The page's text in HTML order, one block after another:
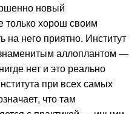
новый
только хорош своим
на него приятно. Институт
аллоплантом —
нет и это реально
при всех самых
что там